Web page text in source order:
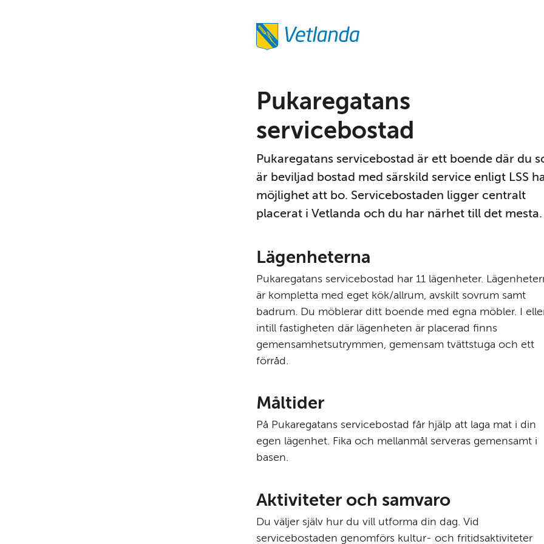
Pukaregatans
servicebostad
Pukaregatans servicebostad är ett boende där du
är beviljad bostad med särskild service enligt LSS
möjlighet att bo. Servicebostaden ligger centralt
placerat i Vetlanda och du har närhet till det mesta.
Lägenheterna
Pukaregatans servicebostad har 11 lägenheter.
är kompletta med eget kök/allrum, avskilt sovrum samt
badrum. Du möblerar ditt boende med egna möbler. I
intill fastigheten där lägenheten är placerad finns
gemensamhetsutrymmen, gemensam tvättstuga och ett
förråd.
Måltider
På Pukaregatans servicebostad får hjälp att laga mat i din
egen lägenhet. Fika och mellanmål serveras gemensamt i
basen.
Aktiviteter och samvaro
Du väljer själv hur du vill utforma din dag. Vid
servicebostaden genomförs kultur- och fritidsaktiviteter